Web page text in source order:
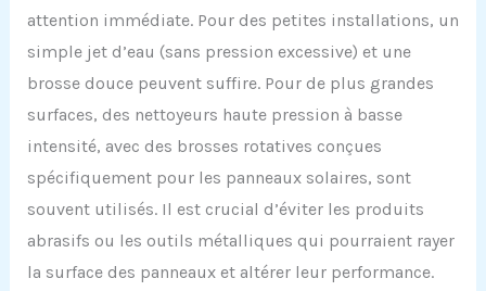
attention immédiate. Pour des petites installations, un
simple jet d’eau (sans pression excessive) et une
brosse douce peuvent suffire. Pour de plus grandes
surfaces, des nettoyeurs haute pression à basse
intensité, avec des brosses rotatives conçues
spécifiquement pour les panneaux solaires, sont
souvent utilisés. Il est crucial d’éviter les produits
abrasifs ou les outils métalliques qui pourraient rayer
la surface des panneaux et altérer leur performance.